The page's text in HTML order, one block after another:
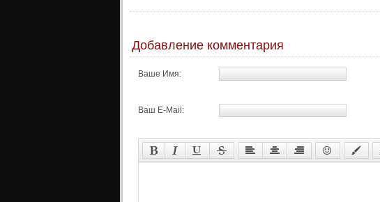
Добавление комментария
Ваше Имя:
Ваш E-Mail: